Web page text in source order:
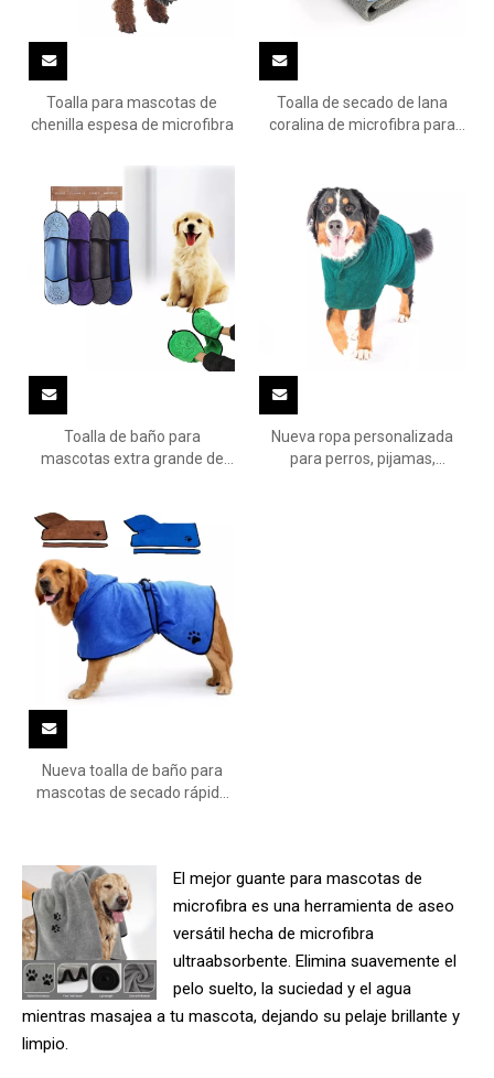
Toalla para mascotas de
chenilla espesa de microfibra
Toalla de secado de lana
coralina de microfibra para
Toalla de baño para
mascotas extra grande de
Nueva ropa personalizada
para perros, pijamas,
Nueva toalla de baño para
mascotas de secado rápido
El mejor guante para mascotas de
microfibra es una herramienta de aseo
versátil hecha de microfibra
ultraabsorbente. Elimina suavemente el
pelo suelto, la suciedad y el agua
mientras masajea a tu mascota, dejando su pelaje brillante y
limpio.